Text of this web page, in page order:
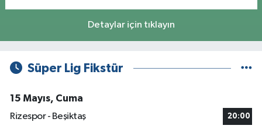
Detaylar için tıklayın
Süper Lig Fikstür
15 Mayıs, Cuma
Rizespor - Beşiktaş
20:00